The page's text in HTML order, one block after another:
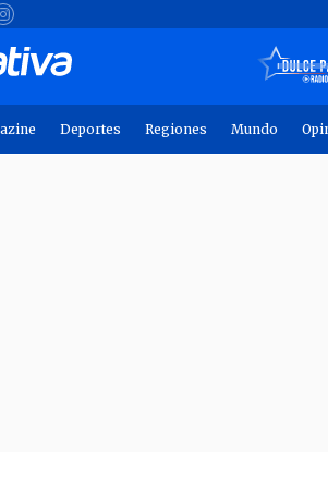
Deportes Regiones Mundo